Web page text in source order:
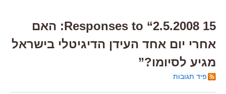
15 Responses to “2.5.2008: האם
אחרי יום אחד העידן הדיגיטלי בישראל
מגיע לסיומו?”
פיד תגובות